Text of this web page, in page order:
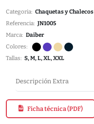
Categoria: Chaquetas y Chalecos
Referencia: JN1005
Marca: Daiber
Colores:
Tallas: S, M, L, XL, XXL
Descripción Extra
Ficha técnica (PDF)